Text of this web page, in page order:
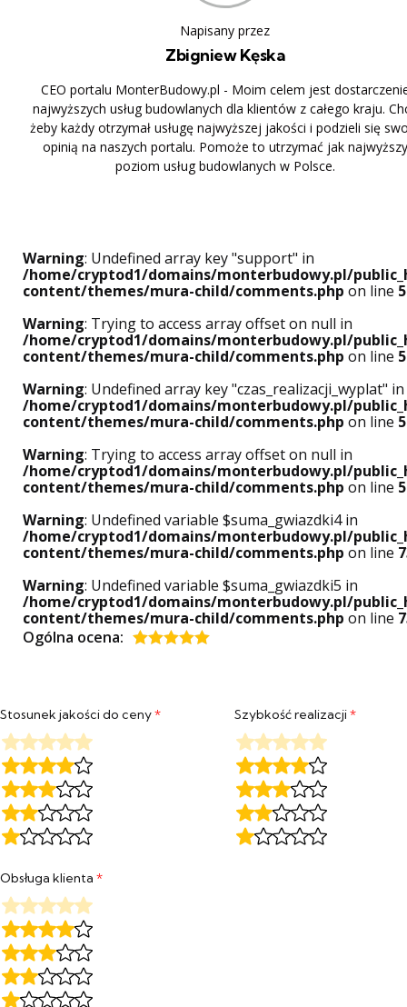
Napisany przez
Zbigniew Kęska
CEO portalu MonterBudowy.pl - Moim celem jest
najwyższych usług budowlanych dla klientów z całego kraju.
żeby każdy otrzymał usługę najwyższej jakości i podzieli się
opinią na naszych portalu. Pomoże to utrzymać jak najwyższy
poziom usług budowlanych w Polsce.
Warning: Undefined array key "support" in
/home/cryptod1/domains/monterbudowy.pl/
content/themes/mura-child/comments.php on line
Warning: Trying to access array offset on null in
/home/cryptod1/domains/monterbudowy.pl/
content/themes/mura-child/comments.php on line
Warning: Undefined array key "czas_realizacji_wyplat" in
/home/cryptod1/domains/monterbudowy.pl/
content/themes/mura-child/comments.php on line
Warning: Trying to access array offset on null in
/home/cryptod1/domains/monterbudowy.pl/
content/themes/mura-child/comments.php on line
Warning: Undefined variable $suma_gwiazdki4 in
/home/cryptod1/domains/monterbudowy.pl/
content/themes/mura-child/comments.php on line
Warning: Undefined variable $suma_gwiazdki5 in
/home/cryptod1/domains/monterbudowy.pl/
content/themes/mura-child/comments.php on line
Ogólna ocena:
Stosunek jakości do ceny* Szybkość realizacji*
Obsługa klienta *